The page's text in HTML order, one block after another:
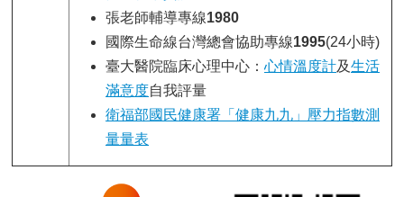
張老師輔導專線1980
國際生命線台灣總會協助專線1995(24小時)
臺大醫院臨床心理中心： 心情溫度計及生活
滿意度自我評量
衛福部國民健康署「健康九九」壓力指數測
量量表